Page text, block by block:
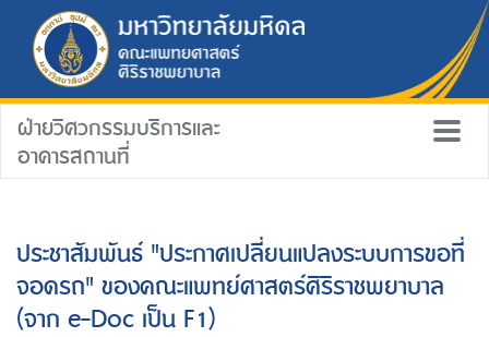
ฝ่ายวิศวกรรมบริการและ
อาคารสถานที่
ประชาสัมพันธ์ "ประกาศเปลี่ยนแปลงระบบการขอที่
จอดรถ" ของคณะแพทย์ศาสตร์ศิริราชพยาบาล
(จาก e-Doc เป็น F1)